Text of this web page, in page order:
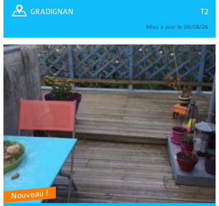
T2
GRADIGNAN
Mise à jour le 06/08/26
Nouveau !